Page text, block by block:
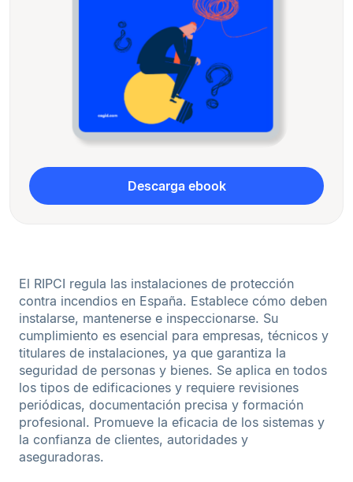
Descarga ebook
El RIPCI regula las instalaciones de protección
contra incendios en España. Establece cómo deben
instalarse, mantenerse e inspeccionarse. Su
cumplimiento es esencial para empresas, técnicos y
titulares de instalaciones, ya que garantiza la
seguridad de personas y bienes. Se aplica en todos
los tipos de edificaciones y requiere revisiones
periódicas, documentación precisa y formación
profesional. Promueve la eficacia de los sistemas y
la confianza de clientes, autoridades y
aseguradoras.